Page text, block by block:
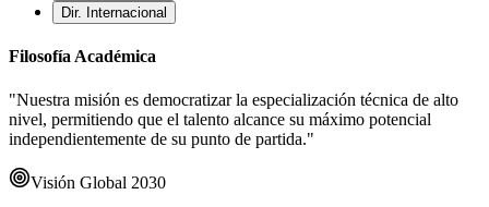
Dir. Internacional
Filosofía Académica
"Nuestra misión es democratizar la especialización técnica de alto
nivel, permitiendo que el talento alcance su máximo potencial
independientemente de su punto de partida."
Visión Global 2030